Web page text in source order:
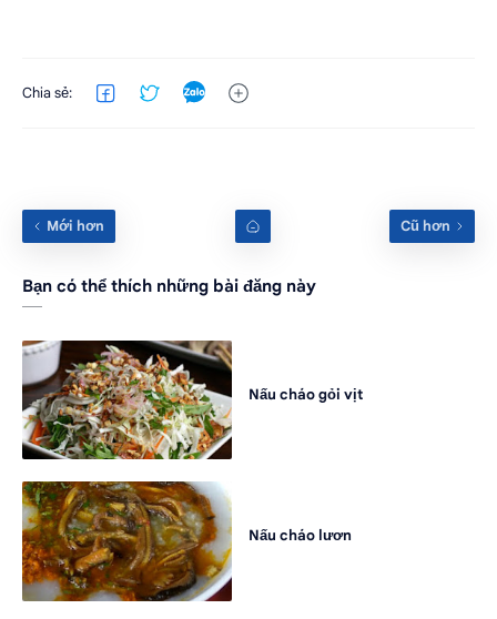
Bạn có thể thích những bài đăng này
Nấu cháo gỏi vịt
Nấu cháo lươn